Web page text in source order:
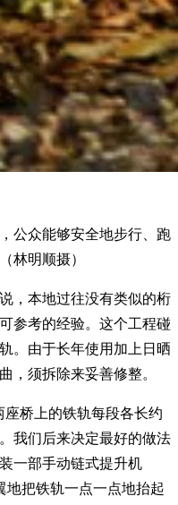
公众能够安全地步行、跑
林明顺摄）
，本地过往没有类似的桁
参考的经验。这个工程碰
。由于长年使用加上日晒
，须拆除来妥善修整。
桥上的铁轨每段各长约
我们后来决定最好的做法
一部手动链式提升机
地把铁轨一点一点地抬起